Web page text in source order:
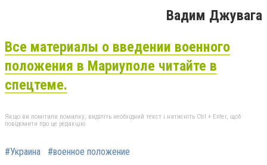
Вадим Джувага
Все материалы о введении военного
положения в Мариуполе читайте в
спецтеме.
Якщо ви помітили помилку, виділіть необхідний текст і натисніть Ctrl + Enter, щоб
повідомити про це редакцію
#Украина #военное положение